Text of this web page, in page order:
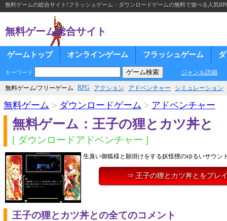
無料ゲームの総合サイト!フラッシュゲーム・ダウンロードゲームの無料で遊べる人気
無料ゲーム総合サイト
ゲームトップ オンラインゲーム フラッシュゲーム
キーワード ジャンル詳細
無料ゲーム/フリーゲーム RPG アクション アドベンチャー シミュレーション
無料ゲーム > ダウンロードゲーム > アドベンチャー
無料ゲーム：王子の狸とカツ丼と
[ ダウンロードアドベンチャー ]
生臭い御狐様と願掛けをする妖怪狸のゆるいサウン
⇒ 王子の狸とカツ丼とをプレ
王子の狸とカツ丼との全てのコメント